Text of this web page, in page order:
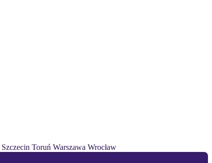
Szczecin Toruń Warszawa Wrocław